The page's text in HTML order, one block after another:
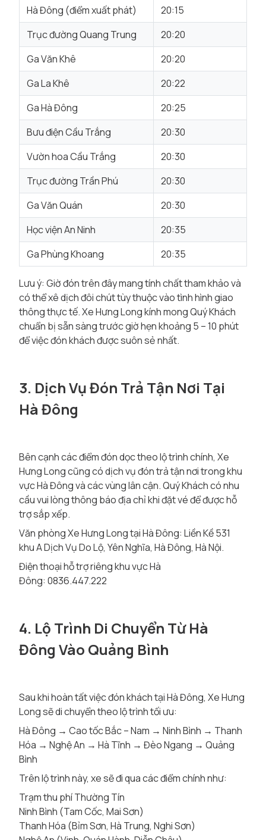
Hà Đông (điểm xuất phát)
20:15
Trục đường Quang Trung
20:20
Ga Văn Khê
20:20
Ga La Khê
20:22
Ga Hà Đông
20:25
Bưu điện Cầu Trắng
20:30
Vườn hoa Cầu Trắng
20:30
Trục đường Trần Phú
20:30
Ga Văn Quán
20:30
Học viện An Ninh
20:35
Ga Phùng Khoang
20:35
Lưu ý: Giờ đón trên đây mang tính chất tham khảo và
có thể xê dịch đôi chút tùy thuộc vào tình hình giao
thông thực tế. Xe Hưng Long kính mong Quý Khách
chuẩn bị sẵn sàng trước giờ hẹn khoảng 5 – 10 phút
để việc đón khách được suôn sẻ nhất.
3. Dịch Vụ Đón Trả Tận Nơi Tại
Hà Đông
Bên cạnh các điểm đón dọc theo lộ trình chính, Xe
Hưng Long cũng có dịch vụ đón trả tận nơi trong khu
vực Hà Đông và các vùng lân cận. Quý Khách có nhu
cầu vui lòng thông báo địa chỉ khi đặt vé để được hỗ
trợ sắp xếp.
Văn phòng Xe Hưng Long tại Hà Đông: Liền Kề 531
khu A Dịch Vụ Do Lộ, Yên Nghĩa, Hà Đông, Hà Nội.
Điện thoại hỗ trợ riêng khu vực Hà
Đông: 0836.447.222
4. Lộ Trình Di Chuyển Từ Hà
Đông Vào Quảng Bình
Sau khi hoàn tất việc đón khách tại Hà Đông, Xe Hưng
Long sẽ di chuyển theo lộ trình tối ưu:
Hà Đông → Cao tốc Bắc – Nam → Ninh Bình → Thanh
Hóa → Nghệ An → Hà Tĩnh → Đèo Ngang → Quảng
Bình
Trên lộ trình này, xe sẽ đi qua các điểm chính như:
Trạm thu phí Thường Tín
Ninh Bình (Tam Cốc, Mai Sơn)
Thanh Hóa (Bỉm Sơn, Hà Trung, Nghi Sơn)